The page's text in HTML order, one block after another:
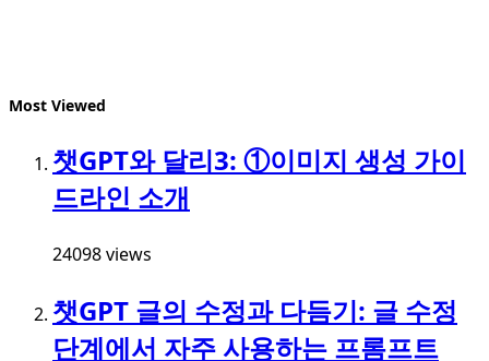
Most Viewed
챗GPT와 달리3: ①이미지 생성 가이
드라인 소개
24098 views
챗GPT 글의 수정과 다듬기: 글 수정
단계에서 자주 사용하는 프롬프트